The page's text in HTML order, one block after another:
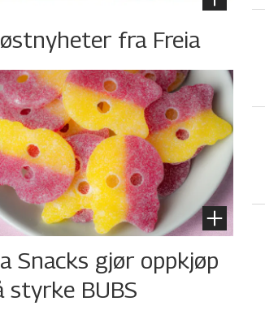
fra Freia
Snacks gjør oppkjøp
styrke BUBS